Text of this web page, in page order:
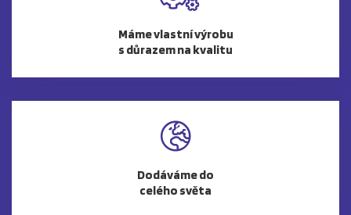
Máme vlastní výrobu
s důrazem na kvalitu
Dodáváme do
celého světa